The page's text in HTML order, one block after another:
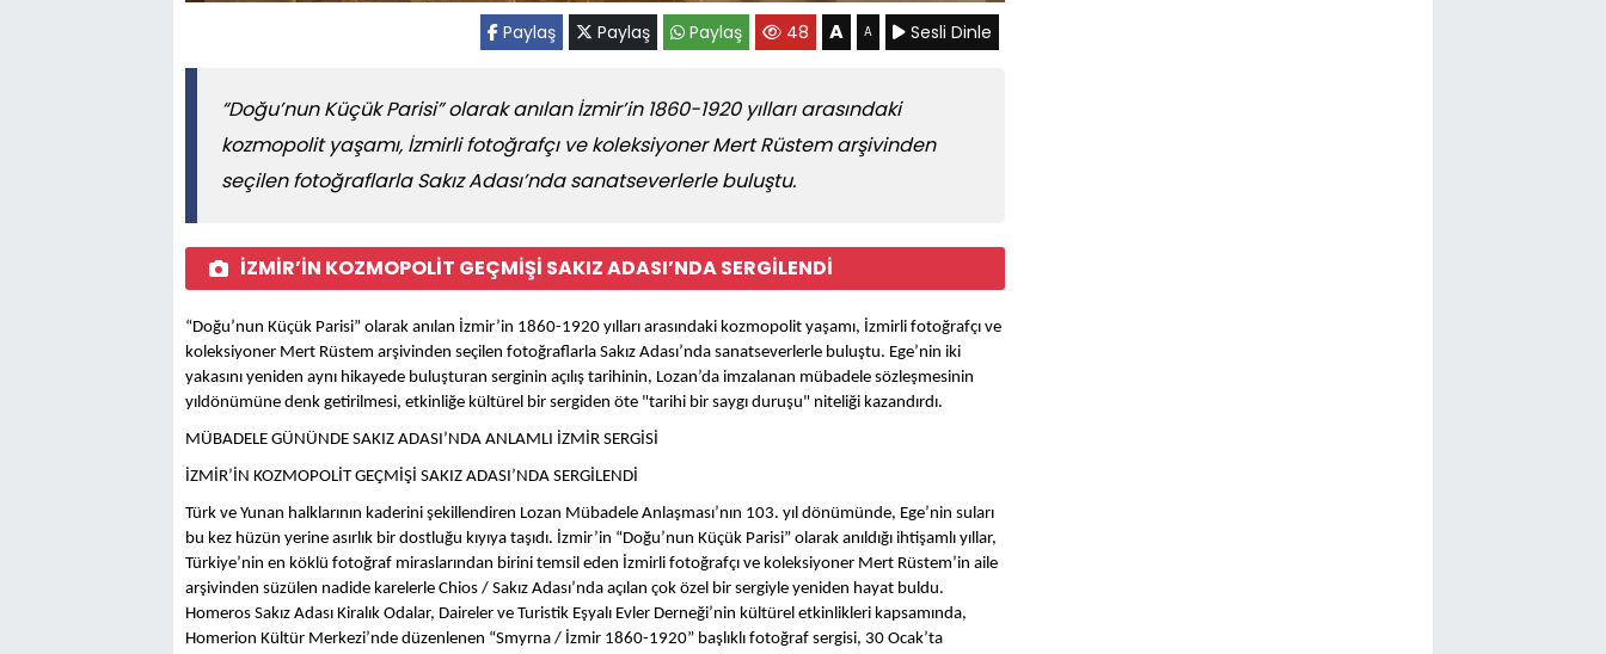
Paylaş Paylaş Paylaş 48 A A Sesli Dinle
“Doğu’nun Küçük Parisi” olarak anılan İzmir’in 1860-1920 yılları arasındaki
kozmopolit yaşamı, İzmirli fotoğrafçı ve koleksiyoner Mert Rüstem arşivinden
seçilen fotoğraflarla Sakız Adası’nda sanatseverlerle buluştu.
İZMİR’İN KOZMOPOLİT GEÇMİŞİ SAKIZ ADASI’NDA SERGİLENDİ
“Doğu’nun Küçük Parisi” olarak anılan İzmir’in 1860-1920 yılları arasındaki kozmopolit yaşamı, İzmirli fotoğrafçı ve
koleksiyoner Mert Rüstem arşivinden seçilen fotoğraflarla Sakız Adası’nda sanatseverlerle buluştu. Ege’nin iki
yakasını yeniden aynı hikayede buluşturan serginin açılış tarihinin, Lozan’da imzalanan mübadele sözleşmesinin
yıldönümüne denk getirilmesi, etkinliğe kültürel bir sergiden öte "tarihi bir saygı duruşu" niteliği kazandırdı.
MÜBADELE GÜNÜNDE SAKIZ ADASI’NDA ANLAMLI İZMİR SERGİSİ
İZMİR’İN KOZMOPOLİT GEÇMİŞİ SAKIZ ADASI’NDA SERGİLENDİ
Türk ve Yunan halklarının kaderini şekillendiren Lozan Mübadele Anlaşması’nın 103. yıl dönümünde, Ege’nin suları
bu kez hüzün yerine asırlık bir dostluğu kıyıya taşıdı. İzmir’in “Doğu’nun Küçük Parisi” olarak anıldığı ihtişamlı yıllar,
Türkiye’nin en köklü fotoğraf miraslarından birini temsil eden İzmirli fotoğrafçı ve koleksiyoner Mert Rüstem’in aile
arşivinden süzülen nadide karelerle Chios / Sakız Adası’nda açılan çok özel bir sergiyle yeniden hayat buldu.
Homeros Sakız Adası Kiralık Odalar, Daireler ve Turistik Eşyalı Evler Derneği’nin kültürel etkinlikleri kapsamında,
Homerion Kültür Merkezi’nde düzenlenen “Smyrna / İzmir 1860-1920” başlıklı fotoğraf sergisi, 30 Ocak’ta